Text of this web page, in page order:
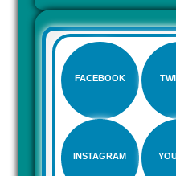
FACEBOOK
INSTAGRAM